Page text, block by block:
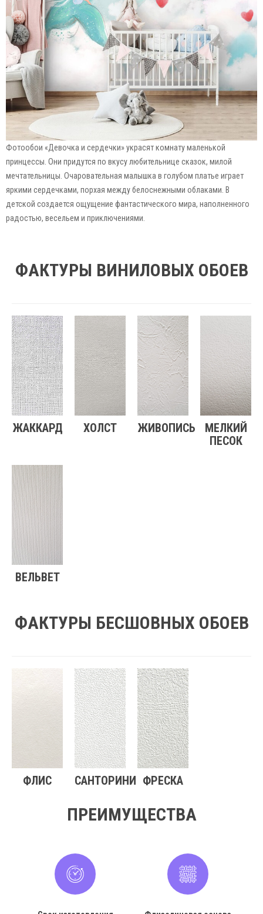
Фотообои «Девочка и сердечки» украсят комнату маленькой
принцессы. Они придутся по вкусу любительнице сказок, милой
мечтательницы. Очаровательная малышка в голубом платье играет
яркими сердечками, порхая между белоснежными облаками. В
детской создается ощущение фантастического мира, наполненного
радостью, весельем и приключениями.
ФАКТУРЫ ВИНИЛОВЫХ ОБОЕВ
ЖАККАРД ХОЛСТ ЖИВОПИСЬ
МЕЛКИЙ
ПЕСОК
ВЕЛЬВЕТ
ФАКТУРЫ БЕСШОВНЫХ ОБОЕВ
ФЛИС САНТОРИНИ ФРЕСКА
ПРЕИМУЩЕСТВА